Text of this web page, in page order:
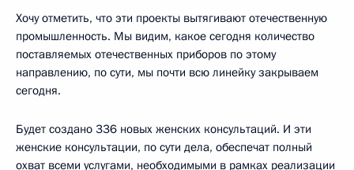
Хочу отметить, что эти проекты вытягивают отечественную
промышленность. Мы видим, какое сегодня количество
поставляемых отечественных приборов по этому
направлению, по сути, мы почти всю линейку закрываем
сегодня.
Будет создано 336 новых женских консультаций. И эти
женские консультации, по сути дела, обеспечат полный
охват всеми услугами, необходимыми в рамках реализации